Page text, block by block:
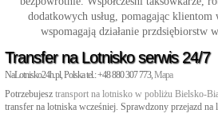
dodatkowych usług, pomagając
wspomagają działanie przdsiębiorstw
Transfer na Lotnisko serwis 24/7
NaLotnisko24h.pl, Polska tel.: +48 880 307 773,Mapa
Potrzebujesz transport na lotnisko w pobliżu Bielsko-
transfer na lotniska wcześniej. Sprawdzony przejazd